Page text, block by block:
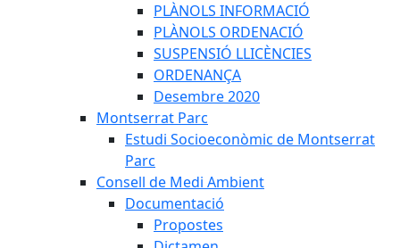
PLÀNOLS INFORMACIÓ
PLÀNOLS ORDENACIÓ
SUSPENSIÓ LLICÈNCIES
ORDENANÇA
Desembre 2020
Montserrat Parc
Estudi Socioeconòmic de Montserrat
Parc
Consell de Medi Ambient
Documentació
Propostes